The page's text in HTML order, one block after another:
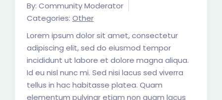
By: Community Moderator
Categories: Other
Lorem ipsum dolor sit amet, consectetur
adipiscing elit, sed do eiusmod tempor
incididunt ut labore et dolore magna aliqua.
Id eu nisl nunc mi. Sed nisi lacus sed viverra
tellus in hac habitasse platea. Quam
elementum pulvinar etiam non quam lacus